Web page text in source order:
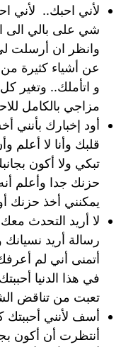
لأني احبك.. لأني
شي على بالي الى
وانظر ان أرسلت
عن أشياء كثيرة
و اتأملك.. وتغير
مزاجي بالكامل
أود إخبارك
قلبك وأنا لا
تبكي ولا أكون
حزنك جدا وأعلم
يمكنني أخذ حزنك
لا أريد التحدث
رسالة أريد
أتمنى أني لم
في هذا الدنيا
تعبت من تناقض
أسف لأنني أحببتك
أنتظرت أن أكون